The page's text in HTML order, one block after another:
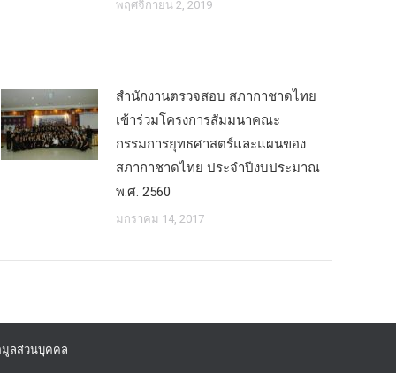
พฤศจิกายน 2, 2019
สำนักงานตรวจสอบ สภากาชาดไทย
เข้าร่วมโครงการสัมมนาคณะ
กรรมการยุทธศาสตร์และแผนของ
สภากาชาดไทย ประจำปีงบประมาณ
พ.ศ. 2560
มกราคม 14, 2017
ลส่วนบุคคล